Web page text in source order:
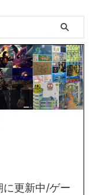
更新中/ゲー